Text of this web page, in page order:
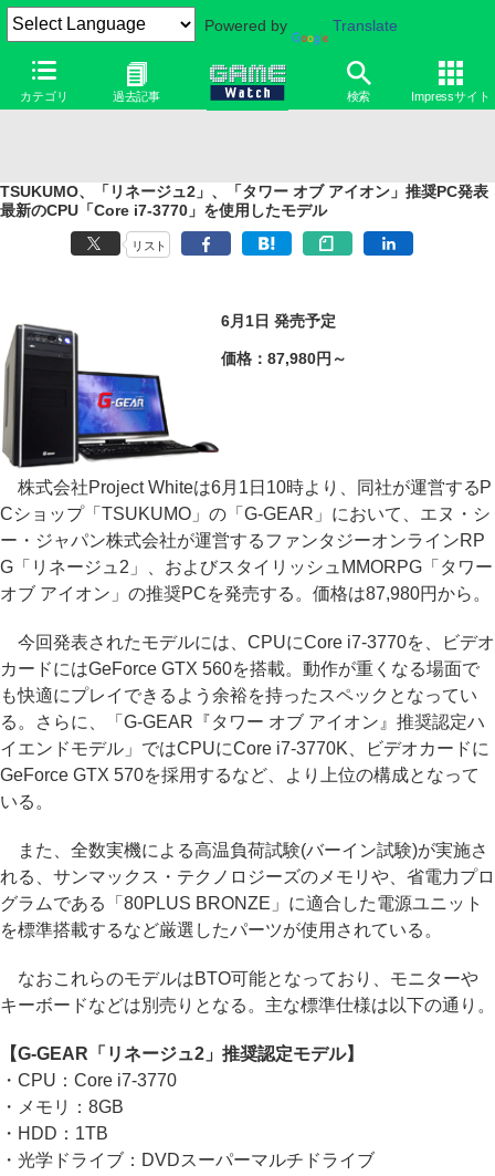
Powered by Translate
カテゴリ 過去記事 検索 Impressサイト
TSUKUMO、「リネージュ2」、「タワー オブ アイオン」推奨PC発表
最新のCPU「Core i7-3770」を使用したモデル
リスト
6月1日 発売予定
価格：87,980円～
株式会社Project Whiteは6月1日10時より、同社が運営するP
Cショップ「TSUKUMO」の「G-GEAR」において、エヌ・シ
ー・ジャパン株式会社が運営するファンタジーオンラインRP
G「リネージュ2」、およびスタイリッシュMMORPG「タワー
オブ アイオン」の推奨PCを発売する。価格は87,980円から。
今回発表されたモデルには、CPUにCore i7-3770を、ビデオ
カードにはGeForce GTX 560を搭載。動作が重くなる場面で
も快適にプレイできるよう余裕を持ったスペックとなってい
る。さらに、「G-GEAR『タワー オブ アイオン』推奨認定ハ
イエンドモデル」ではCPUにCore i7-3770K、ビデオカードに
GeForce GTX 570を採用するなど、より上位の構成となって
いる。
また、全数実機による高温負荷試験(バーイン試験)が実施さ
れる、サンマックス・テクノロジーズのメモリや、省電力プロ
グラムである「80PLUS BRONZE」に適合した電源ユニット
を標準搭載するなど厳選したパーツが使用されている。
なおこれらのモデルはBTO可能となっており、モニターや
キーボードなどは別売りとなる。主な標準仕様は以下の通り。
【G-GEAR「リネージュ2」推奨認定モデル】
・CPU：Core i7-3770
・メモリ：8GB
・HDD：1TB
・光学ドライブ：DVDスーパーマルチドライブ